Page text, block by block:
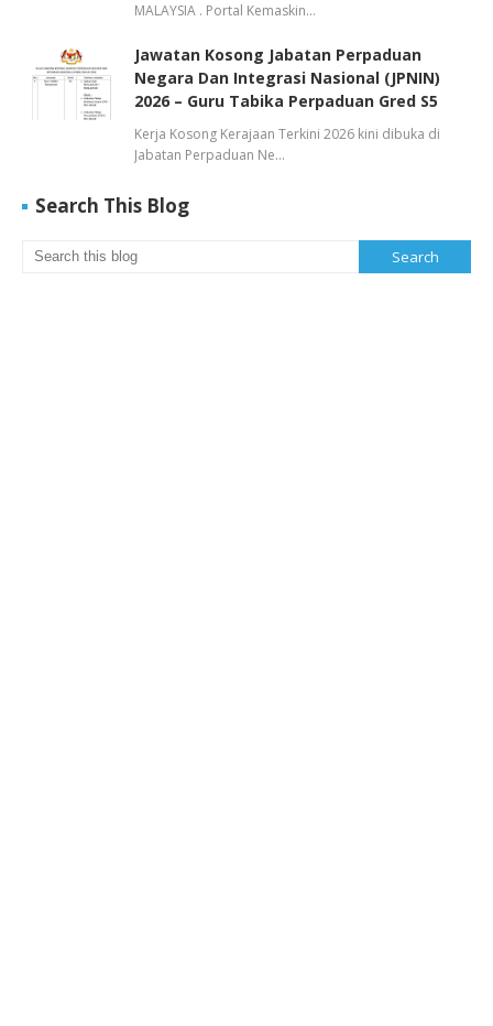
MALAYSIA . Portal Kemaskin…
Jawatan Kosong Jabatan Perpaduan
Negara Dan Integrasi Nasional (JPNIN)
2026 – Guru Tabika Perpaduan Gred S5
Kerja Kosong Kerajaan Terkini 2026 kini dibuka di
Jabatan Perpaduan Ne…
Search This Blog